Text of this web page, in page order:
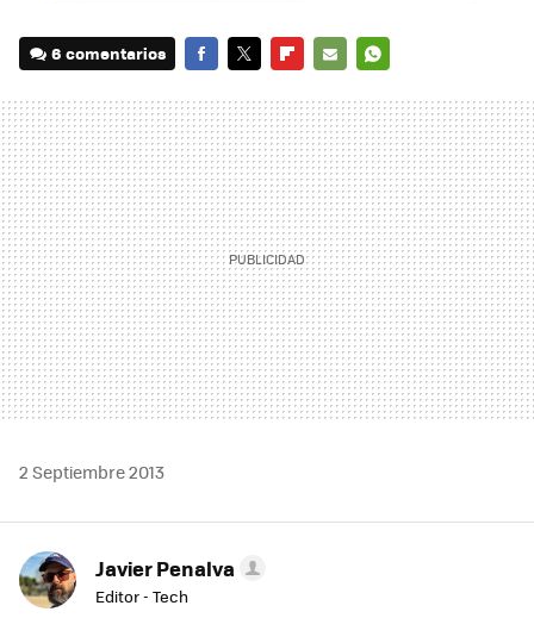
6 comentarios
MAIL
2 Septiembre 2013
Javier Penalva
Editor - Tech